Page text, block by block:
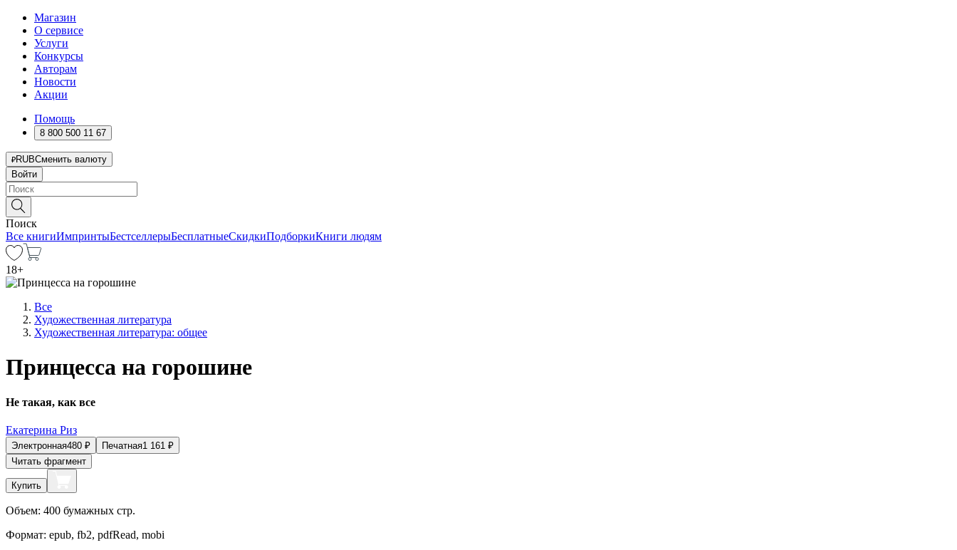
Магазин
О сервисе
Услуги
Конкурсы
Авторам
Новости
Акции
Помощь
8 800 500 11 67
RUBСменить валюту
Войти
Поиск
Все книгиИмпринтыБестселлерыБесплатныеСкидкиПодборкиКниги людям
18+
Все
Художественная литература
Художественная литература: общее
Принцесса на горошине
Не такая, как все
Екатерина Риз
Электронная480 ₽ Печатная1 161 ₽
Читать фрагмент
Купить
Объем: 400 бумажных стр.
Формат: epub, fb2, pdfRead, mobi